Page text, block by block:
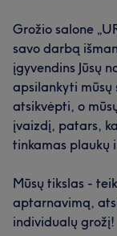
Grožio salone
savo darbą
įgyvendins Jūsų
apsilankyti mūsų
atsikvėpti, o
įvaizdį, patars,
tinkamas plaukų
Mūsų tikslas -
aptarnavimą,
individualų grožį!